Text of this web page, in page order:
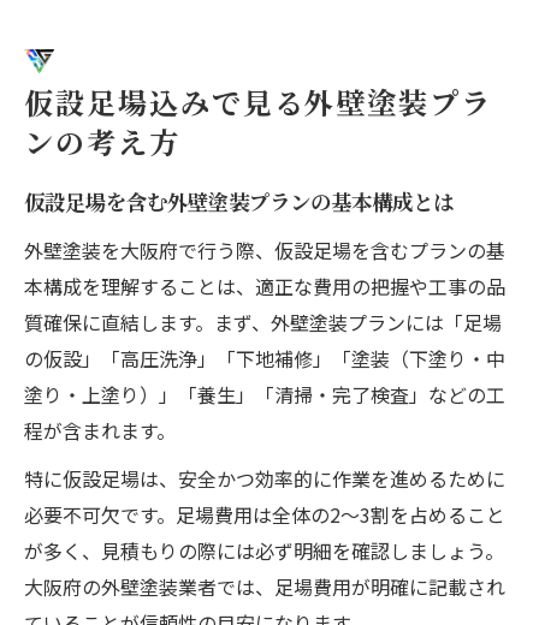
仮設足場込みで見る外壁塗装プラ
ンの考え方
仮設足場を含む外壁塗装プランの基本構成とは
外壁塗装を大阪府で行う際、仮設足場を含むプランの基
本構成を理解することは、適正な費用の把握や工事の品
質確保に直結します。まず、外壁塗装プランには「足場
の仮設」「高圧洗浄」「下地補修」「塗装（下塗り・中
塗り・上塗り）」「養生」「清掃・完了検査」などの工
程が含まれます。
特に仮設足場は、安全かつ効率的に作業を進めるために
必要不可欠です。足場費用は全体の2〜3割を占めること
が多く、見積もりの際には必ず明細を確認しましょう。
大阪府の外壁塗装業者では、足場費用が明確に記載され